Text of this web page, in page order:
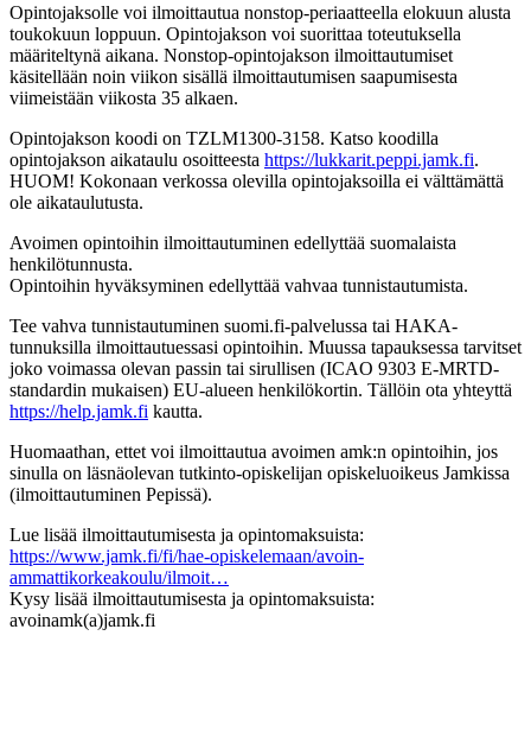
Opintojaksolle voi ilmoittautua nonstop-periaatteella elokuun alusta
toukokuun loppuun. Opintojakson voi suorittaa toteutuksella
määriteltynä aikana. Nonstop-opintojakson ilmoittautumiset
käsitellään noin viikon sisällä ilmoittautumisen saapumisesta
viimeistään viikosta 35 alkaen.
Opintojakson koodi on TZLM1300-3158. Katso koodilla
opintojakson aikataulu osoitteesta https://lukkarit.peppi.jamk.fi.
HUOM! Kokonaan verkossa olevilla opintojaksoilla ei välttämättä
ole aikataulutusta.
Avoimen opintoihin ilmoittautuminen edellyttää suomalaista
henkilötunnusta.
Opintoihin hyväksyminen edellyttää vahvaa tunnistautumista.
Tee vahva tunnistautuminen suomi.fi-palvelussa tai HAKA-
tunnuksilla ilmoittautuessasi opintoihin. Muussa tapauksessa tarvitset
joko voimassa olevan passin tai sirullisen (ICAO 9303 E-MRTD-
standardin mukaisen) EU-alueen henkilökortin. Tällöin ota yhteyttä
https://help.jamk.fi kautta.
Huomaathan, ettet voi ilmoittautua avoimen amk:n opintoihin, jos
sinulla on läsnäolevan tutkinto-opiskelijan opiskeluoikeus Jamkissa
(ilmoittautuminen Pepissä).
Lue lisää ilmoittautumisesta ja opintomaksuista:
https://www.jamk.fi/fi/hae-opiskelemaan/avoin-
ammattikorkeakoulu/ilmoit…
Kysy lisää ilmoittautumisesta ja opintomaksuista:
avoinamk(a)jamk.fi